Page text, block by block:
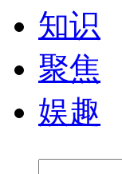
知识
聚焦
娱趣